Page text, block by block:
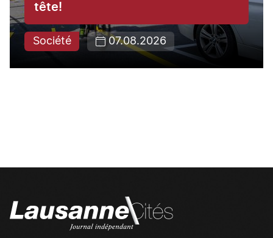
tête!
Société 07.08.2026